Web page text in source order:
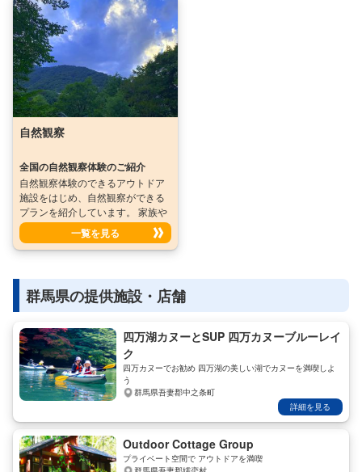
自然観察
全国の自然観察体験のご紹介
自然観察体験のできるアウトドア
施設をはじめ、自然観察ができる
プランを紹介しています。 家族や
グループの旅行時に自然観察を楽
しんだり、全国でお気に入りのプ
ランを見つけて遊びに出かけてみ
一覧を見る
群馬県の提供施設・店舗
四万湖カヌーとSUP 四万カヌーブルーレイ
ク
四万カヌーでお勧め 四万湖の美しい湖でカヌーを満喫しよ
う
群馬県吾妻郡中之条町
詳細を見る
Outdoor Cottage Group
プライベート空間で アウトドアを満喫